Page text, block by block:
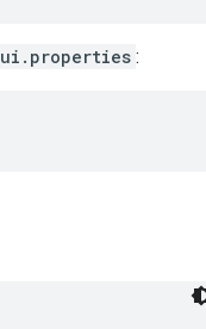
ui.properties :